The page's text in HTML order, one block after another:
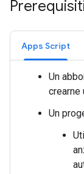
Apps Script
Un
crearne
Un